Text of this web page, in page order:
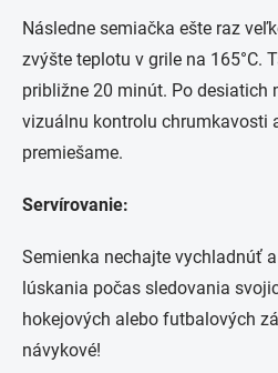
Následne semiačka ešte raz
zvýšte teplotu v grile na 165°C.
približne 20 minút. Po desiatich
vizuálnu kontrolu chrumkavosti
premiešame.
Servírovanie:
Semienka nechajte vychladnúť
lúskania počas sledovania
hokejových alebo futbalových
návykové!